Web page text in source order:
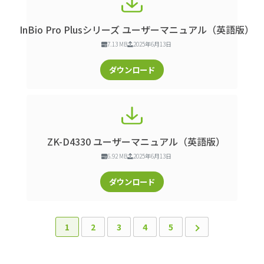
InBio Pro Plusシリーズ ユーザーマニュアル（英語版）
7.13 MB 2025年6月13日
ダウンロード
ZK-D4330 ユーザーマニュアル（英語版）
6.92 MB 2025年6月13日
ダウンロード
1 2 3 4 5